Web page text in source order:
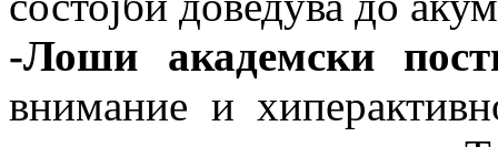
-Лоши академски
внимание и